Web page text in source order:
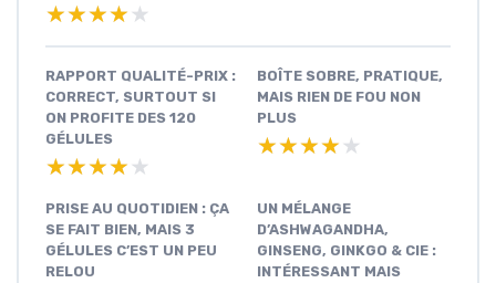
★★★★★
★★★★★
RAPPORT QUALITÉ-PRIX :
CORRECT, SURTOUT SI
ON PROFITE DES 120
GÉLULES
★★★★★
★★★★★
BOÎTE SOBRE, PRATIQUE,
MAIS RIEN DE FOU NON
PLUS
★★★★★
★★★★★
PRISE AU QUOTIDIEN : ÇA
SE FAIT BIEN, MAIS 3
GÉLULES C’EST UN PEU
RELOU
UN MÉLANGE
D’ASHWAGANDHA,
GINSENG, GINKGO & CIE :
INTÉRESSANT MAIS